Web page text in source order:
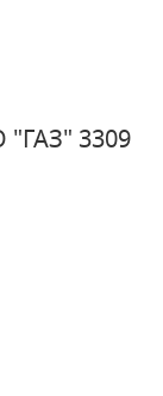
3309